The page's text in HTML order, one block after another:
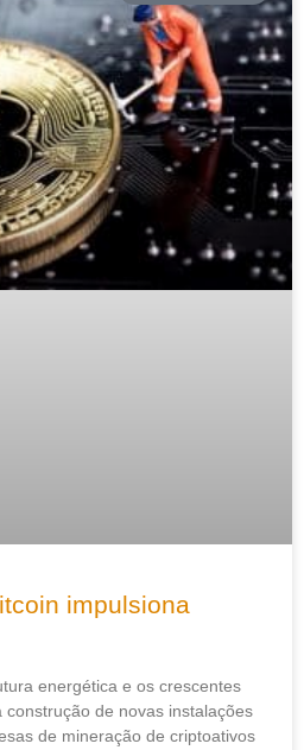
impulsiona
energética e os crescentes
de novas instalações
de mineração de criptoativos